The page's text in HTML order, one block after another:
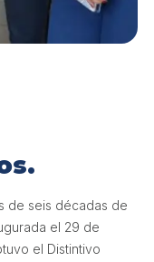
de seis décadas de
el 29 de
el Distintivo